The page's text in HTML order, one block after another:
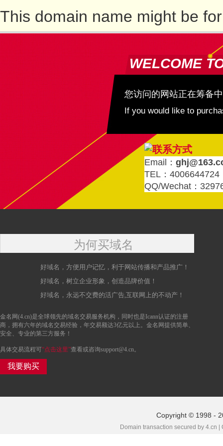
This domain name might be
WELCOME
您访问的网站正在筹备
If you would like to
Email：
TEL：4006644724
QQ/Wechat：
为何买域名
好域名，方便用户记忆，利于网站传播和产品推广！
好域名，树立企业形象，创造品牌价值！
好域名，永远不交费的活广告,互联网上的不动产！
金名网(4.cn)是全球领先的域名交易服务机构，同时也是Icann认证的注册
商，拥有六年的域名交易经验，年交易额达3亿元以上。金名网提供简单、
安全、专业的第三方服务！
具体交易流程可“点击这里”查看或咨询support@4.cn。
我要购买
Copyright © 1998 -
Domain transaction secured by 4.cn